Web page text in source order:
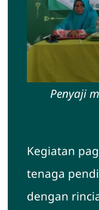
Penyaji
Kegiatan
tenaga
dengan